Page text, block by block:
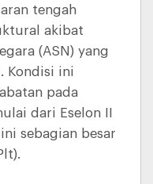
tengah
akibat
(ASN) yang
Kondisi ini
pada
dari Eselon II
sebagian besar